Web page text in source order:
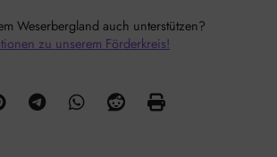
Weserbergland auch unterstützen?
zu unserem Förderkreis!